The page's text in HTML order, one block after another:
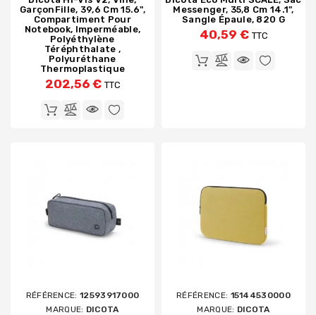
GarçonFille, 39,6 Cm 15.6",
Compartiment Pour
Notebook, Imperméable,
Polyéthylène
Téréphthalate ,
Polyuréthane
Thermoplastique
202,56 € TTC
Messenger, 35,8 Cm 14.1",
Sangle Épaule, 820 G
40,59 € TTC
RÉFÉRENCE: 12593917000
MARQUE: DICOTA
RÉFÉRENCE: 15144530000
MARQUE: DICOTA